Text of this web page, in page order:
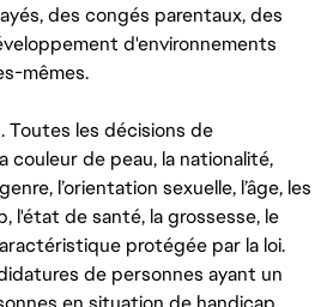
des congés parentaux, des
d'environnements
mêmes.
les décisions de
de peau, la nationalité,
l’orientation sexuelle, l’âge, les
l'état de santé, la grossesse, le
protégée par la loi.
de personnes ayant un